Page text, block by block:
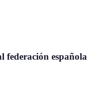
federación española